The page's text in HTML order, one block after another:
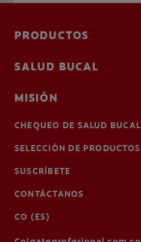
PRODUCTOS
SALUD BUCAL
MISIÓN
CHEQUEO DE SALUD BUCAL
SELECCIÓN DE PRODUCTOS
SUSCRÍBETE
CONTÁCTANOS
CO (ES)